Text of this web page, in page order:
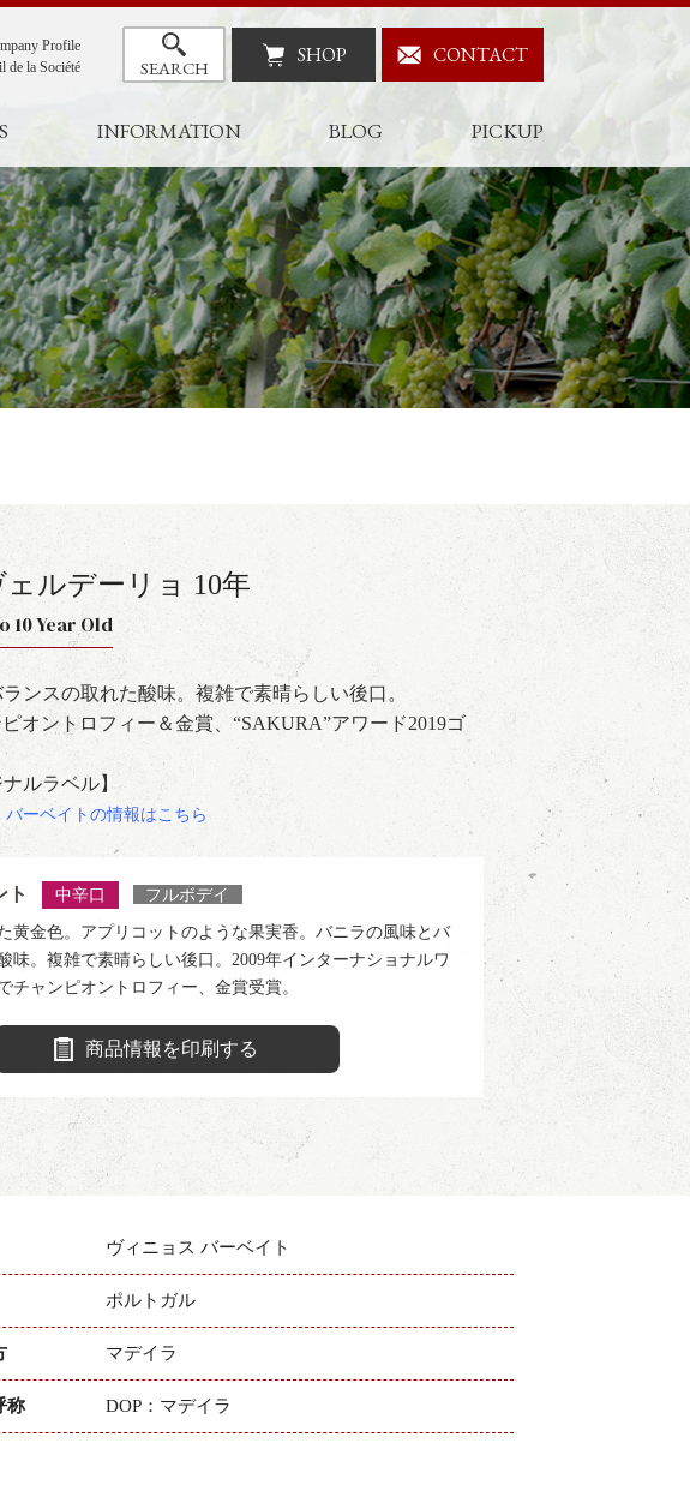
Profile
de la Société SEARCH SHOP CONTACT
INFORMATION BLOG PICKUP
ルデーリョ 10年
10 Year Old
ンスの取れた酸味。複雑で素晴らしい後口。
オントロフィー＆金賞、“SAKURA”アワード2019ゴ
ルラベル】
ーベイトの情報はこちら
ト 中辛口
フルボデイ
黄金色。アプリコットのような果実香。バニラの風味とバ
味。複雑で素晴らしい後口。2009年インターナショナルワ
チャンピオントロフィー、金賞受賞。
商品情報を印刷する
ヴィニョス バーベイト
ポルトガル
マデイラ
称 DOP：マデイラ